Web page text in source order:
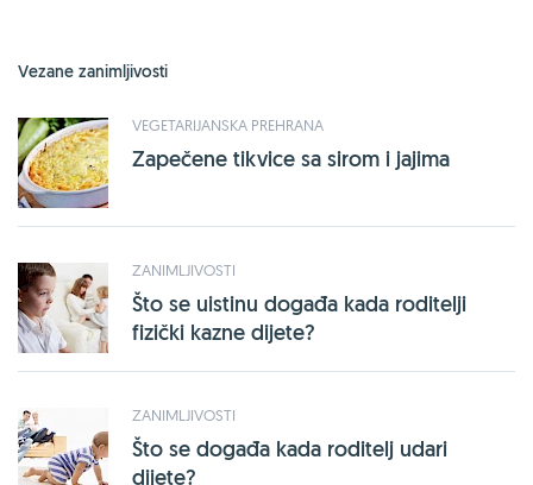
Vezane zanimljivosti
VEGETARIJANSKA PREHRANA
Zapečene tikvice sa sirom i jajima
ZANIMLJIVOSTI
Što se uistinu događa kada roditelji
fizički kazne dijete?
ZANIMLJIVOSTI
Što se događa kada roditelj udari
dijete?